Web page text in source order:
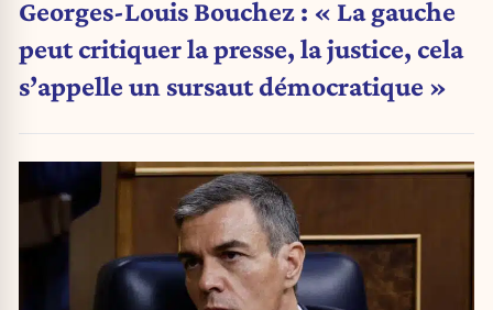
Georges-Louis Bouchez : « La gauche
peut critiquer la presse, la justice, cela
s’appelle un sursaut démocratique »